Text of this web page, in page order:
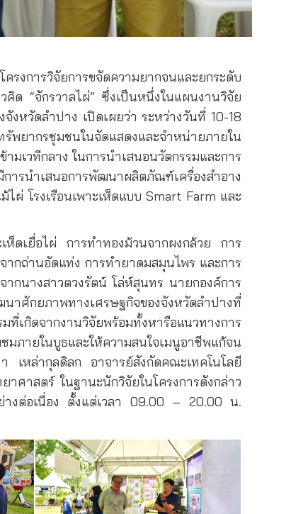
การวิจัยการขจัดความยากจนและยกระดับ
ด “จักรวาลไผ่” ซึ่งเป็นหนึ่งในแผนงานวิจัย
งหวัดลำปาง เปิดเผยว่า ระหว่างวันที่ 10-18
พยากรชุมชนในจัดแสดงและจำหน่ายภายใน
เวทีกลาง ในการนำเสนอนวัตกรรมและการ
รนำเสนอการพัฒนาผลิตภัณฑ์เครื่องสำอาง
ผ่ โรงเรือนเพาะเห็ดแบบ Smart Farm และ
ห็ดเยื่อไผ่ การทำทองม้วนจากผงกล้วย การ
ากถ่านอัดแท่ง การทำยาดมสมุนไพร และการ
ากนางสาวตวงรัตน์ โล่ห์สุนทร นายกองค์การ
กยภาพทางเศรษฐกิจของจังหวัดลำปางที่
เกิดจากงานวิจัยพร้อมทั้งหารือแนวทางการ
ภายในบูธและให้ความสนใจเมนูอาชีพแก้จน
หล่ากุลดิลก อาจารย์สังกัดคณะเทคโนโลยี
ศาสตร์ ในฐานะนักวิจัยในโครงการดังกล่าว
ย่างต่อเนื่อง ตั้งแต่เวลา 09.00 – 20.00 น.